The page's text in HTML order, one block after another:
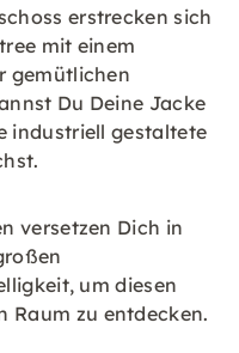
erstrecken sich
mit einem
gemütlichen
Du Deine Jacke
industriell gestaltete
versetzen Dich in
um diesen
Raum zu entdecken.